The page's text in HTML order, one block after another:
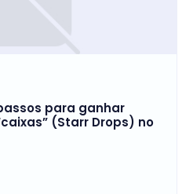
para ganhar
(Starr Drops) no